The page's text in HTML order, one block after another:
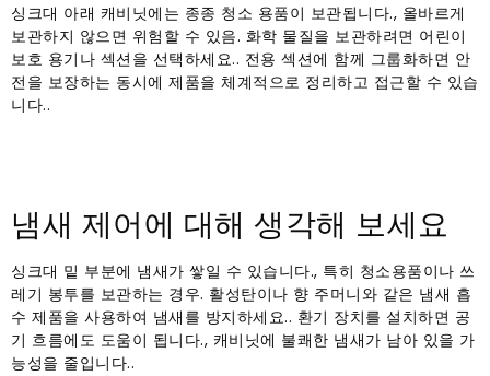
싱크대 아래 캐비닛에는 종종 청소 용품이 보관됩니다., 올바르게
보관하지 않으면 위험할 수 있음. 화학 물질을 보관하려면 어린이
보호 용기나 섹션을 선택하세요.. 전용 섹션에 함께 그룹화하면 안
전을 보장하는 동시에 제품을 체계적으로 정리하고 접근할 수 있습
니다..
냄새 제어에 대해 생각해 보세요
싱크대 밑 부분에 냄새가 쌓일 수 있습니다., 특히 청소용품이나 쓰
레기 봉투를 보관하는 경우. 활성탄이나 향 주머니와 같은 냄새 흡
수 제품을 사용하여 냄새를 방지하세요.. 환기 장치를 설치하면 공
기 흐름에도 도움이 됩니다., 캐비닛에 불쾌한 냄새가 남아 있을 가
능성을 줄입니다..